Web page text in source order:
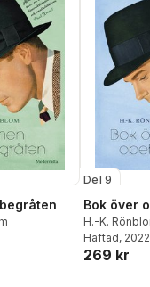
Totalt antal röster:
Del 9
Bok över
H.-K.
Häftad, 2022
269 kr